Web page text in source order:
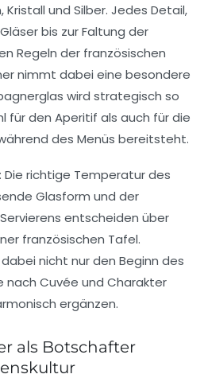
Kristall und Silber. Jedes Detail,
bis zurFaltung der
Regeln der französischen
nimmt dabei eine besondere
wird strategisch so
für den Aperitif als auch für die
des Menüs bereitsteht.
: Die richtige Temperaturdes
Glasform und der
entscheiden über
französischen Tafel.
nicht nur den Beginn des
nach Cuvée und Charakter
ergänzen.
als Botschafter